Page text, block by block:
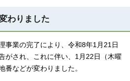
わりました
事業の完了により、令和8年1月21日
がされ、これに伴い、1月22日（木曜
番などが変わりました。